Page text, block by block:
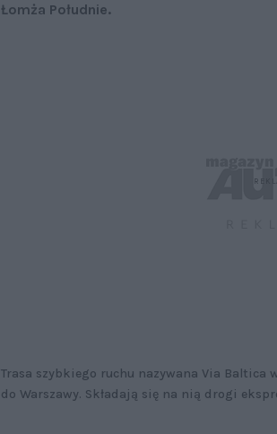
Łomża Południe.
Trasa szybkiego ruchu nazywana Via Baltica
do Warszawy. Składają się na nią drogi